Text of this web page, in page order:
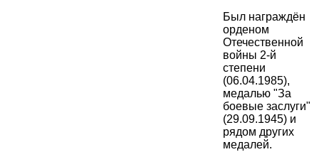
Был награждён
орденом
Отечественной
войны 2-й
степени
(06.04.1985),
медалью "За
боевые заслуги"
(29.09.1945) и
рядом других
медалей.